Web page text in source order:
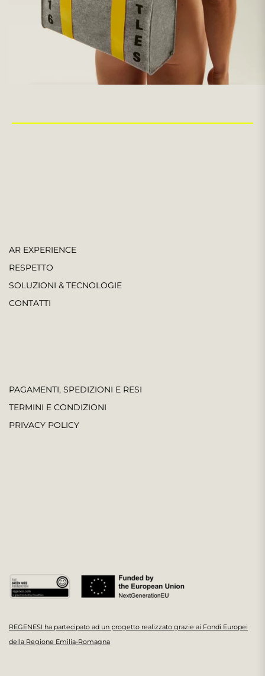
AR EXPERIENCE
RESPETTO
SOLUZIONI & TECNOLOGIE
CONTATTI
PAGAMENTI, SPEDIZIONI E RESI
TERMINI E CONDIZIONI
PRIVACY POLICY
REGENESI ha partecipato ad un progetto realizzato grazie ai Fondi Europei
della Regione Emilia-Romagna